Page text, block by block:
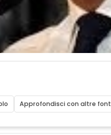
Approfondisci con altre